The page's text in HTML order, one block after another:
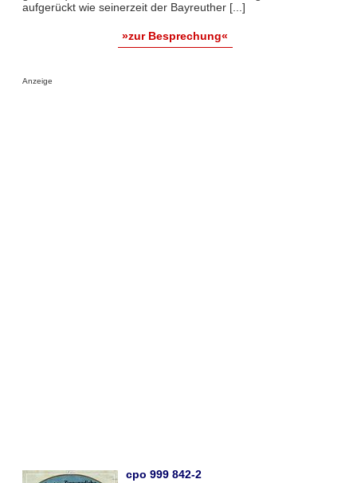
aufgerückt wie seinerzeit der Bayreuther [...]
»zur Besprechung«
Anzeige
cpo 999 842-2